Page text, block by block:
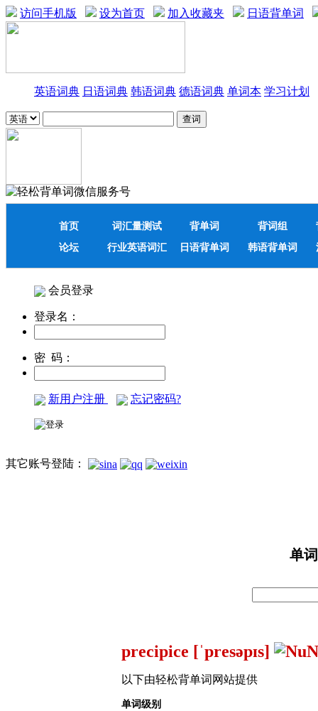
访问手机版 设为首页 加入收藏夹 日语背单词
英语词典 日语词典 韩语词典 德语词典 单词本 学习计划
首页 词汇量测试 背单词 背词组
论坛
行业英语词汇 日语背单词 韩语背单词
会员登录
登录名：
密 码：
新用户注册 忘记密码?
其它账号登陆：
单
precipice [ˈpresəpɪs]
以下由轻松背单词网站提供
单词级别